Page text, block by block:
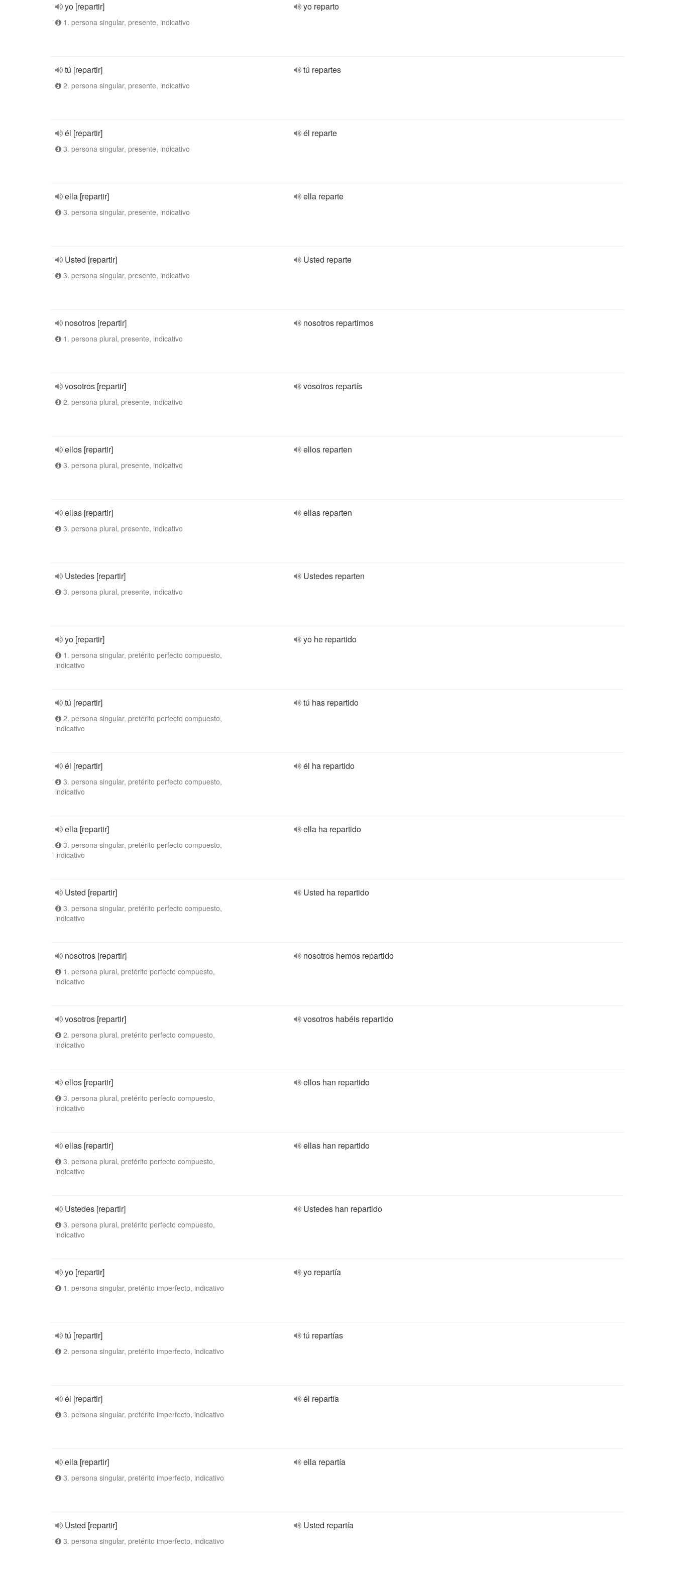
yo [repartir]
1. persona singular, presente, indicativo
yo reparto
tú [repartir]
2. persona singular, presente, indicativo
tú repartes
él [repartir]
3. persona singular, presente, indicativo
él reparte
ella [repartir]
3. persona singular, presente, indicativo
ella reparte
Usted [repartir]
3. persona singular, presente, indicativo
Usted reparte
nosotros [repartir]
1. persona plural, presente, indicativo
nosotros repartimos
vosotros [repartir]
2. persona plural, presente, indicativo
vosotros repartís
ellos [repartir]
3. persona plural, presente, indicativo
ellos reparten
ellas [repartir]
3. persona plural, presente, indicativo
ellas reparten
Ustedes [repartir]
3. persona plural, presente, indicativo
Ustedes reparten
yo [repartir]
1. persona singular, pretérito perfecto compuesto,
indicativo
yo he repartido
tú [repartir]
2. persona singular, pretérito perfecto compuesto,
indicativo
tú has repartido
él [repartir]
3. persona singular, pretérito perfecto compuesto,
indicativo
él ha repartido
ella [repartir]
3. persona singular, pretérito perfecto compuesto,
indicativo
ella ha repartido
Usted [repartir]
3. persona singular, pretérito perfecto compuesto,
indicativo
Usted ha repartido
nosotros [repartir]
1. persona plural, pretérito perfecto compuesto,
indicativo
nosotros hemos repartido
vosotros [repartir]
2. persona plural, pretérito perfecto compuesto,
indicativo
vosotros habéis repartido
ellos [repartir]
3. persona plural, pretérito perfecto compuesto,
indicativo
ellos han repartido
ellas [repartir]
3. persona plural, pretérito perfecto compuesto,
indicativo
ellas han repartido
Ustedes [repartir]
3. persona plural, pretérito perfecto compuesto,
indicativo
Ustedes han repartido
yo [repartir]
1. persona singular, pretérito imperfecto, indicativo
yo repartía
tú [repartir]
2. persona singular, pretérito imperfecto, indicativo
tú repartías
él [repartir]
3. persona singular, pretérito imperfecto, indicativo
él repartía
ella [repartir]
3. persona singular, pretérito imperfecto, indicativo
ella repartía
Usted [repartir]
3. persona singular, pretérito imperfecto, indicativo
Usted repartía